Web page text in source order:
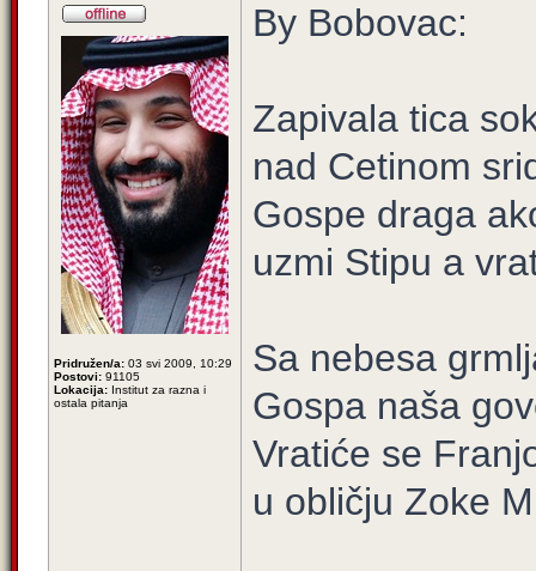
Pridružen/a: 03 svi 2009, 10:29
Postovi: 91105
Lokacija: Institut za razna i
ostala pitanja
By Bobovac:
Zapivala tica
nad Cetinom
Gospe draga
uzmi Stipu a
Sa nebesa
Gospa naša
Vratiće se
u obličju Zoke